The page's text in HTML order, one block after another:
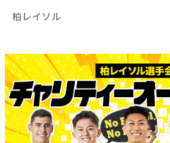
柏レイソル